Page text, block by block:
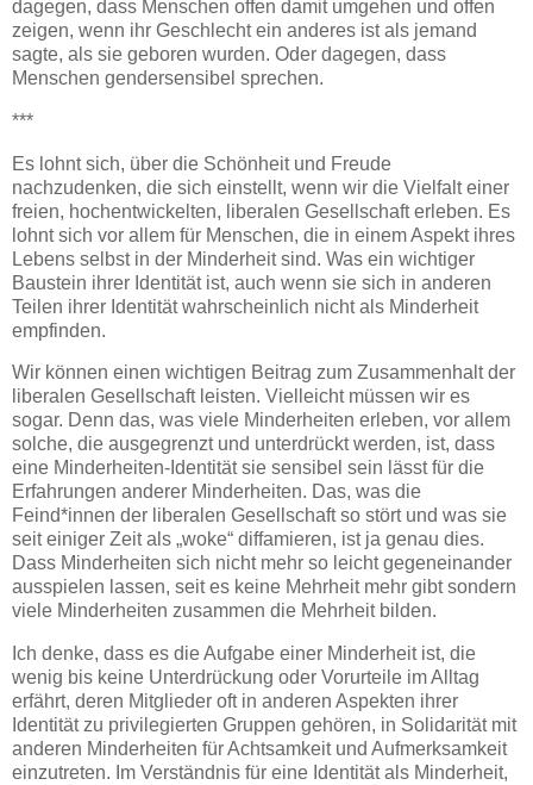
dagegen, dass Menschen offen damit umgehen und offen
zeigen, wenn ihr Geschlecht ein anderes ist als jemand
sagte, als sie geboren wurden. Oder dagegen, dass
Menschen gendersensibel sprechen.
***
Es lohnt sich, über die Schönheit und Freude
nachzudenken, die sich einstellt, wenn wir die Vielfalt einer
freien, hochentwickelten, liberalen Gesellschaft erleben. Es
lohnt sich vor allem für Menschen, die in einem Aspekt ihres
Lebens selbst in der Minderheit sind. Was ein wichtiger
Baustein ihrer Identität ist, auch wenn sie sich in anderen
Teilen ihrer Identität wahrscheinlich nicht als Minderheit
empfinden.
Wir können einen wichtigen Beitrag zum Zusammenhalt der
liberalen Gesellschaft leisten. Vielleicht müssen wir es
sogar. Denn das, was viele Minderheiten erleben, vor allem
solche, die ausgegrenzt und unterdrückt werden, ist, dass
eine Minderheiten-Identität sie sensibel sein lässt für die
Erfahrungen anderer Minderheiten. Das, was die
Feind*innen der liberalen Gesellschaft so stört und was sie
seit einiger Zeit als „woke“ diffamieren, ist ja genau dies.
Dass Minderheiten sich nicht mehr so leicht gegeneinander
ausspielen lassen, seit es keine Mehrheit mehr gibt sondern
viele Minderheiten zusammen die Mehrheit bilden.
Ich denke, dass es die Aufgabe einer Minderheit ist, die
wenig bis keine Unterdrückung oder Vorurteile im Alltag
erfährt, deren Mitglieder oft in anderen Aspekten ihrer
Identität zu privilegierten Gruppen gehören, in Solidarität mit
anderen Minderheiten für Achtsamkeit und Aufmerksamkeit
einzutreten. Im Verständnis für eine Identität als Minderheit,